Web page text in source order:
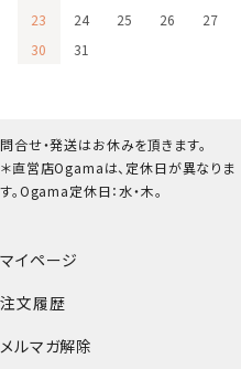
マイページ
注文履歴
メルマガ解除
23
24 25 26 27
30
31
問合せ・発送はお休みを頂きます。
＊直営店Ogamaは、定休日が異なりま
す。Ogama定休日：水・木。